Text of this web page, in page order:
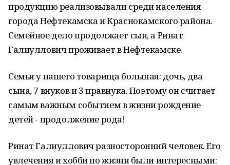
продукцию реализовывали среди населения
города Нефтекамска и Краснокамского района.
Семейное дело продолжает сын, а Ринат
Галиуллович проживает в Нефтекамске.
Семья у нашего товарища большая: дочь, два
сына, 7 внуков и 3 правнука. Поэтому он считает
самым важным событием в жизни рождение
детей - продолжение рода!
Ринат Галиуллович разносторонний человек. Его
увлечения и хобби по жизни были интересными: